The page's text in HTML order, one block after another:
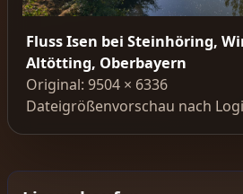
Fluss Isen bei Steinhöring,
Altötting, Oberbayern
Original: 9504 × 6336
Dateigrößenvorschau nach